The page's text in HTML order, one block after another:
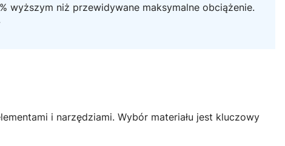
wyższym niż przewidywane maksymalne obciążenie.
i narzędziami. Wybór materiału jest kluczowy